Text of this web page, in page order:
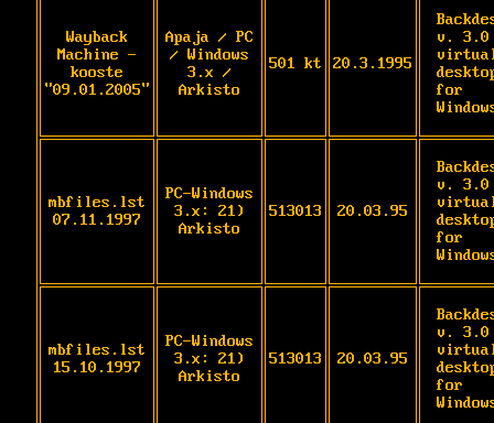
Wayback
Machine -
kooste
"09.01.2005"
Apaja / PC
/ Windows
3.x /
Arkisto
501 kt 20.3.1995
v.
for
mbfiles.lst
07.11.1997
PC-Windows
3.x: 21)
Arkisto
513013 20.03.95
v.
for
mbfiles.lst
15.10.1997
PC-Windows
3.x: 21)
Arkisto
513013 20.03.95
v.
for